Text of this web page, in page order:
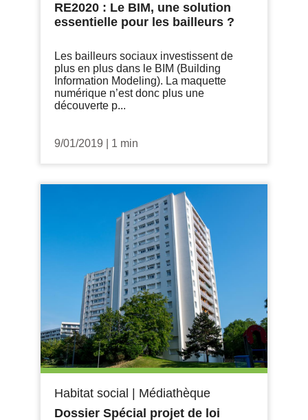
RE2020 : Le BIM, une solution
essentielle pour les bailleurs ?
Les bailleurs sociaux investissent de
plus en plus dans le BIM (Building
Information Modeling). La maquette
numérique n’est donc plus une
découverte p...
9/01/2019 1 min
Habitat social
Médiathèque
Dossier Spécial projet de loi